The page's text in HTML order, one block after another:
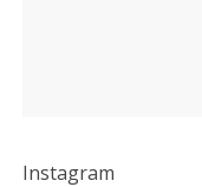
Instagram